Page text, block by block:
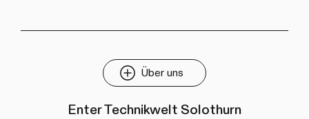
Über uns
Enter Technikwelt Solothurn